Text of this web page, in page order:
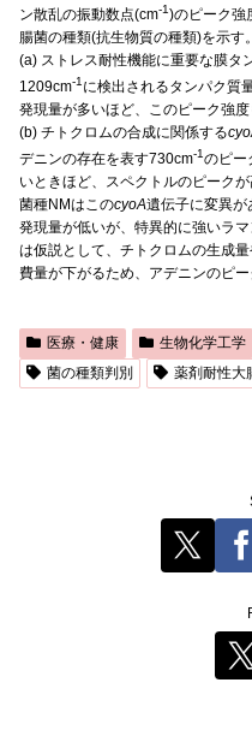
ン散乱の振動数点(cm-1)のピーク強
腸菌の種類(抗生物質の種類)を示す。
(a) ストレス耐性機能に重要な膜タ
1209cm-1 に検出されるタンパク質
発現量が多いほど、このピーク強度
(b) チトクロムの合成に関係する
デニンの存在を表す730cm-1のピー
いときほど、スペクトルのピーク
菌種NMはこのcyoA遺伝子に変異が
発現量が低いが、特異的に強いラ
は仮説として、チトクロムの生成
費量が下がるため、アデニンのピー
医療・健康 生物化学工学
菌の種類判別
薬剤耐性大